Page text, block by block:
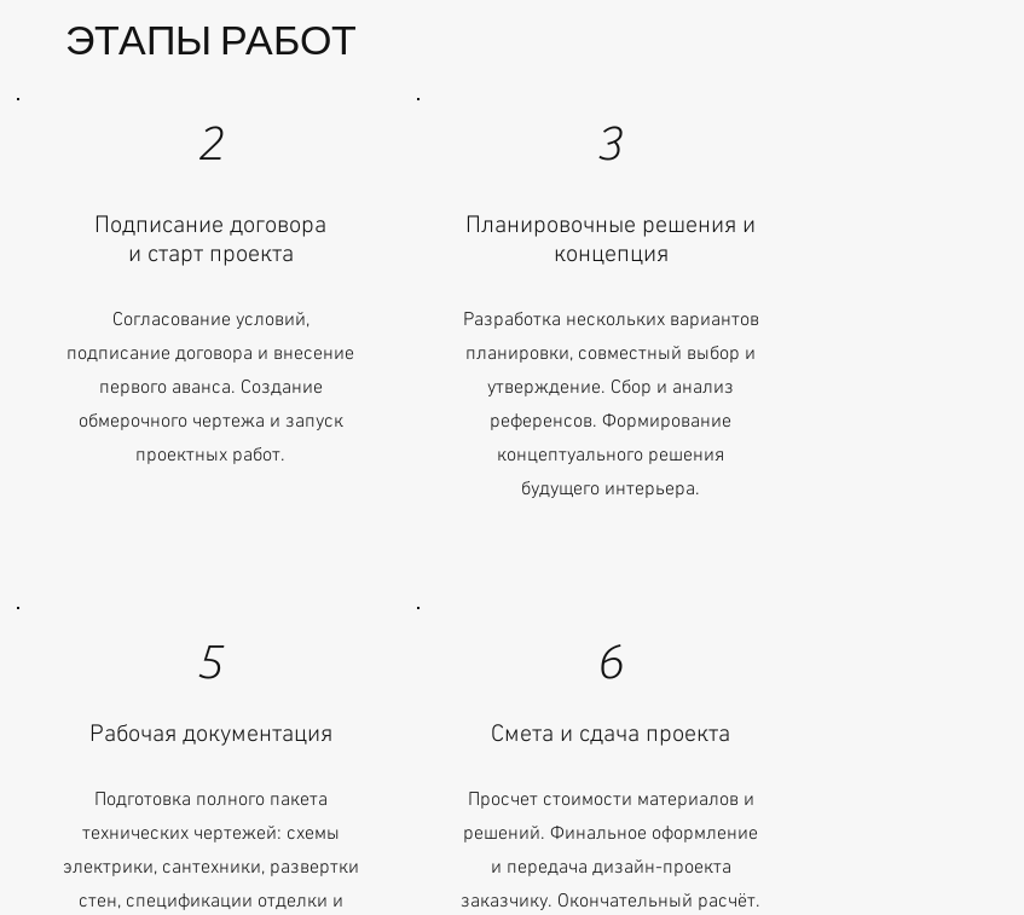
ЭТАПЫ РАБОТ
2
Подписание договора
и старт проекта
Согласование условий,
подписание договора и внесение
первого аванса. Создание
обмерочного чертежа и запуск
проектных работ.
3
Планировочные решения и
концепция
Разработка нескольких вариантов
планировки, совместный выбор и
утверждение. Сбор и анализ
референсов. Формирование
концептуального решения
будущего интерьера.
5
Рабочая документация
Подготовка полного пакета
технических чертежей: схемы
электрики, сантехники, развертки
стен, спецификации отделки и
6
Смета и сдача проекта
Просчет стоимости материалов и
решений. Финальное оформление
и передача дизайн-проекта
заказчику. Окончательный расчёт.